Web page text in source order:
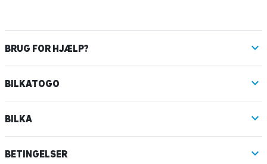
BRUG FOR HJÆLP?
BILKATOGO
BILKA
BETINGELSER